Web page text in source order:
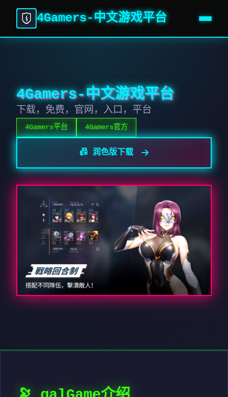
4Gamers-中文游戏平台
4Gamers-中文游戏平台
下载，免费，官网，入口，平台
4Gamers平台 4Gamers官方
📠 润色版下载